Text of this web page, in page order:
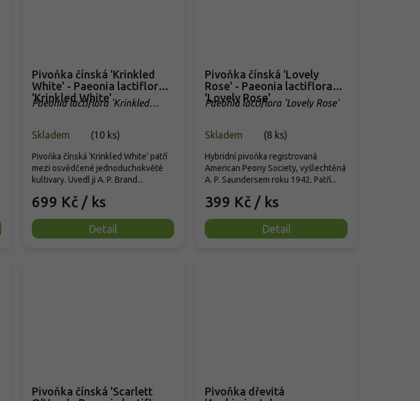
Pivoňka čínská 'Krinkled
White' - Paeonia lactiflora
'Krinkled White'
Paeonia lactiflora 'Krinkled
Skladem
(10 ks)
699 Kč / ks
Detail
Pivoňka čínská 'Krinkled White' patří
mezi osvědčené jednoduchokvěté
kultivary. Uvedl ji A. P. Brand...
Pivoňka čínská 'Lovely
Rose' - Paeonia lactiflora
'Lovely Rose'
Paeonia lactiflora 'Lovely Rose'
Skladem (8 ks)
399 Kč / ks
Detail
Hybridní pivoňka registrovaná
American Peony Society, vyšlechtěná
A. P. Saundersem roku 1942. Patří...
Pivoňka čínská 'Scarlett
Pivoňka dřevitá